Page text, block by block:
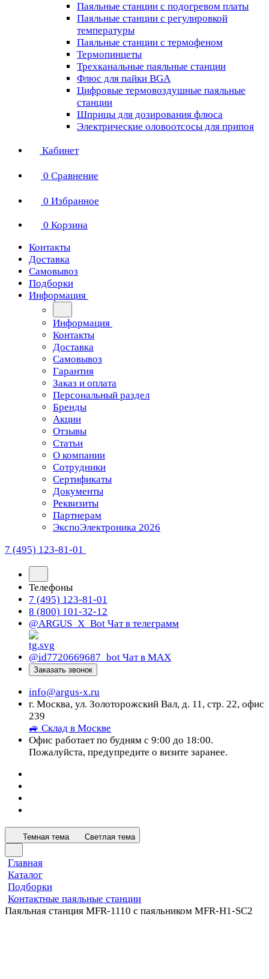
Паяльные станции с подогревом платы
Паяльные станции с регулировкой
температуры
Паяльные станции с термофеном
Термопинцеты
Трехканальные паяльные станции
Флюс для пайки BGA
Цифровые термовоздушные паяльные
станции
Шприцы для дозирования флюса
Электрические оловоотсосы для припоя
Кабинет
0 Сравнение
0 Избранное
0 Корзина
Контакты
Доставка
Самовывоз
Подборки
Информация
Информация
Контакты
Доставка
Самовывоз
Гарантия
Заказ и оплата
Персональный раздел
Бренды
Акции
Отзывы
Статьи
О компании
Сотрудники
Сертификаты
Документы
Реквизиты
Партнерам
ЭкспоЭлектроника 2026
7 (495) 123-81-01
Телефоны
7 (495) 123-81-01
8 (800) 101-32-12
@ARGUS_X_Bot Чат в телеграмм
@id7720669687_bot Чат в МАХ
Заказать звонок
info@argus-x.ru
г. Москва, ул. Золоторожский Вал, д. 11, стр. 22, офис
239
🚙 Склад в Москве
Офис работает по будням с 9:00 до 18:00.
Пожалуйста, предупредите о визите заранее.
Темная тема Светлая тема
Главная
Каталог
Подборки
Контактные паяльные станции
Паяльная станция MFR-1110 с паяльником MFR-H1-SC2